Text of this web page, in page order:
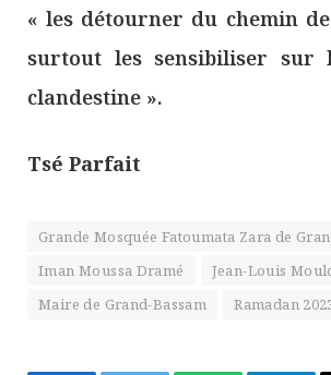
« les détourner du chemin
surtout les sensibiliser sur
clandestine ».
Tsé Parfait
Grande Mosquée Fatoumata Zara de
Iman Moussa Dramé
Jean-Louis
Maire de Grand-Bassam
Ramadan